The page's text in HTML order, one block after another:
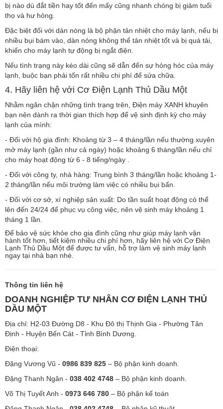
bị nào dù đắt tiền hay tốt đến mấy cũng nhanh chóng bị giảm tuổi
thọ và hư hỏng.
Đặc biệt đối với dàn nóng là bộ phận tản nhiệt cho máy lạnh, nếu bị
nhiều bụi bám vào, dàn nóng không thể tản nhiệt tốt và bị quá tải,
khiến cho máy lạnh tự động bị ngắt điện.
Nếu tình trạng này kéo dài cũng sẽ dẫn đến sự hỏng hóc của máy
lạnh, buộc bạn phải tốn rất nhiều chi phí để sửa chữa.
4. Hãy liên hệ với Cơ Điện Lạnh Thủ Dầu Một
Nhằm ngăn chặn những tình trạng trên, Điện máy XANH khuyên
bạn nên dành ra thời gian thích hợp để vệ sinh định kỳ cho máy
lạnh của mình:
- Đối với hộ gia đình: Khoảng từ 3 – 4 tháng/lần nếu thường xuyên
mở máy lạnh (gần như cả ngày) hoặc khoảng 6 tháng/lần nếu chỉ
cho máy hoạt động từ 6 - 8 tiếng/ngày .
- Đối với công ty, nhà hàng: Trung bình 3 tháng/lần hoặc khoảng 1-
2 tháng/lần nếu môi trường làm việc có nhiều bụi bẩn.
- Đối với cơ sở, xí nghiệp sản xuất: Do tần suất hoạt động có thể
lên đến 24/24 để phục vụ công việc, nên vệ sinh máy khoảng 1
tháng 1 lần.
Để bảo vệ sức khỏe cho gia đình cũng như giúp máy lạnh vận
hành tốt hơn, tiết kiệm nhiều chi phí hơn, hãy liên hệ với Cơ Điện
Lạnh Thủ Dầu Một để được tư vấn, hỗ trợ làm vệ sinh máy lạnh
ngay tại nhà bạn nhé.
Thông tin liên hệ
DOANH NGHIỆP TƯ NHÂN CƠ ĐIỆN LẠNH THỦ
DẦU MỘT
Địa chỉ: H2-03 Đường D8 - Khu Đô thị Thịnh Gia - Phường Tân
Định - Huyện Bến Cát - Tỉnh Bình Dương.
Điện thoại:
Đặng Vương Vũ - 0986 839 825 – Bộ phận kinh doanh.
Đặng Thanh Ngân - 038 402 4748 – Bộ phận kinh doanh.
Võ Thị Tuyết Anh - 0973 646 780 – Bộ phận kế toán